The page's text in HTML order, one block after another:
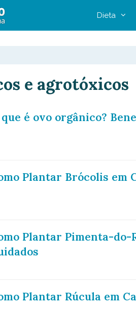
Dieta
e agrotóxicos
que é ovo orgânico?
Plantar Brócolis em
Plantar Pimenta-do-
Plantar Rúcula em